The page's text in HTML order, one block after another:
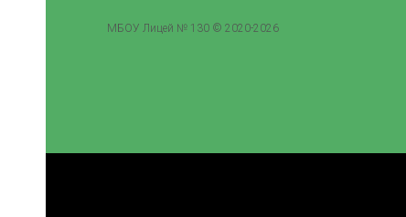
МБОУ Лицей № 130 © 2020-2026